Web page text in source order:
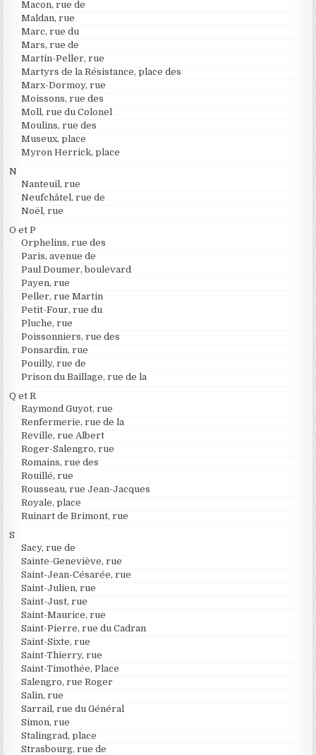
Macon, rue de
Maldan, rue
Marc, rue du
Mars, rue de
Martin-Peller, rue
Martyrs de la Résistance, place des
Marx-Dormoy, rue
Moissons, rue des
Moll, rue du Colonel
Moulins, rue des
Museux, place
Myron Herrick, place
N
Nanteuil, rue
Neufchâtel, rue de
Noël, rue
O et P
Orphelins, rue des
Paris, avenue de
Paul Doumer, boulevard
Payen, rue
Peller, rue Martin
Petit-Four, rue du
Pluche, rue
Poissonniers, rue des
Ponsardin, rue
Pouilly, rue de
Prison du Baillage, rue de la
Q et R
Raymond Guyot, rue
Renfermerie, rue de la
Reville, rue Albert
Roger-Salengro, rue
Romains, rue des
Rouillé, rue
Rousseau, rue Jean-Jacques
Royale, place
Ruinart de Brimont, rue
S
Sacy, rue de
Sainte-Geneviève, rue
Saint-Jean-Césarée, rue
Saint-Julien, rue
Saint-Just, rue
Saint-Maurice, rue
Saint-Pierre, rue du Cadran
Saint-Sixte, rue
Saint-Thierry, rue
Saint-Timothée, Place
Salengro, rue Roger
Salin, rue
Sarrail, rue du Général
Simon, rue
Stalingrad, place
Strasbourg, rue de